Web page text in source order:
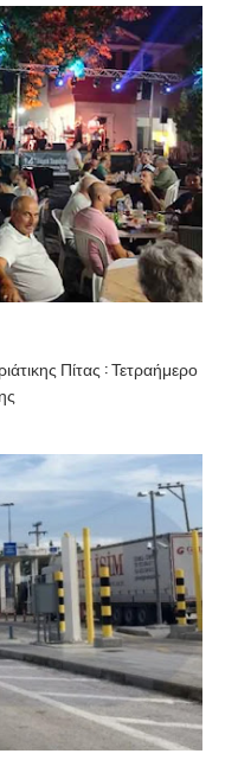
Πίτας : Τετραήμερο